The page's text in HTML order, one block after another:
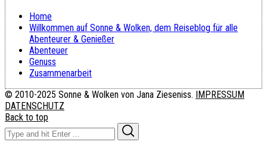
Home
Willkommen auf Sonne & Wolken, dem Reiseblog für alle
Abenteurer & Genießer
Abenteuer
Genuss
Zusammenarbeit
© 2010-2025 Sonne & Wolken von Jana Zieseniss. IMPRESSUM
DATENSCHUTZ
Back to top
Search
for: